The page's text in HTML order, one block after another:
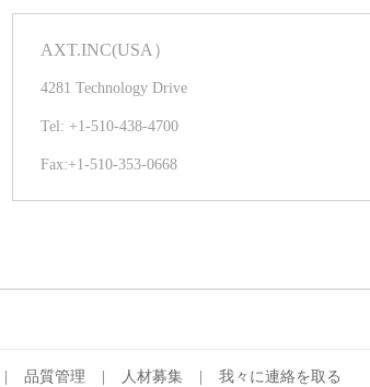
AXT.INC(USA）
4281 Technology Drive
Tel: +1-510-438-4700
Fax:+1-510-353-0668
品質管理 人材募集 我々に連絡を取る